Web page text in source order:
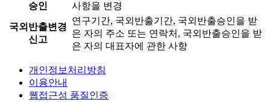
승인
사항을 변경
국외반출변경
신고
연구기간, 국외반출기간, 국외반출승인을 받
은 자의 주소 또는 연락처, 국외반출승인을 받
은 자의 대표자에 관한 사항
개인정보처리방침
이용안내
웹접근성 품질인증